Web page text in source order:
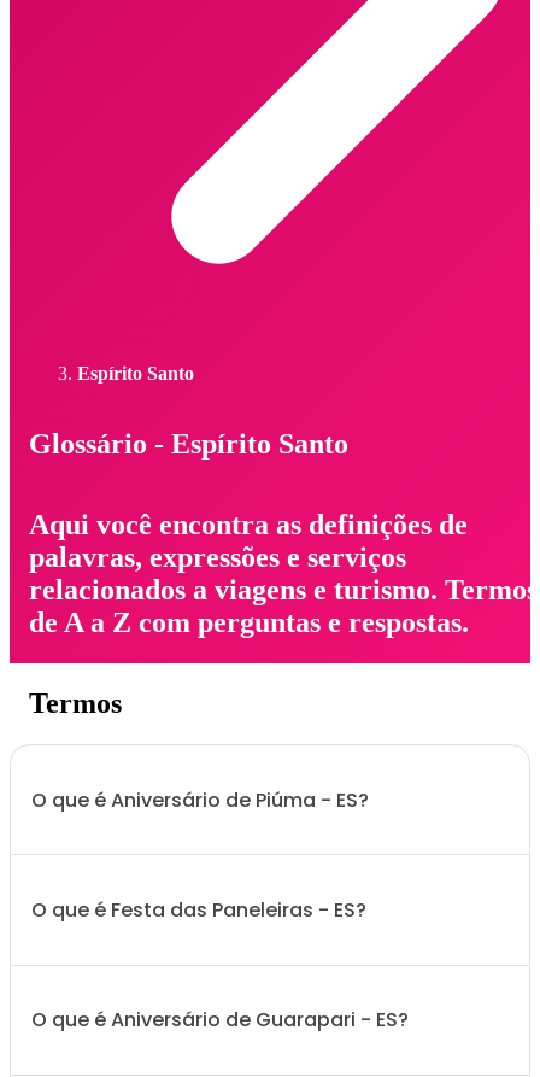
Espírito Santo
Glossário - Espírito Santo
Aqui você encontra as definições de
palavras, expressões e serviços
relacionados a viagens e turismo. Termos
de A a Z com perguntas e respostas.
Termos
O que é Aniversário de Piúma - ES?
O que é Festa das Paneleiras - ES?
O que é Aniversário de Guarapari - ES?